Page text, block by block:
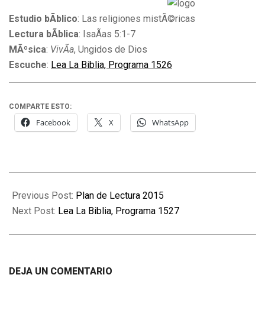
Estudio bÃ­blico: Las religiones mistÃ©ricas
Lectura bÃ­blica: IsaÃ­as 5:1-7
MÃºsica: VivÃ­a, Ungidos de Dios
Escuche: Lea La Biblia, Programa 1526
COMPARTE ESTO:
Facebook X WhatsApp
01-
05
Previous Post: Plan de Lectura 2015
Next Post: Lea La Biblia, Programa 1527
DEJA UN COMENTARIO